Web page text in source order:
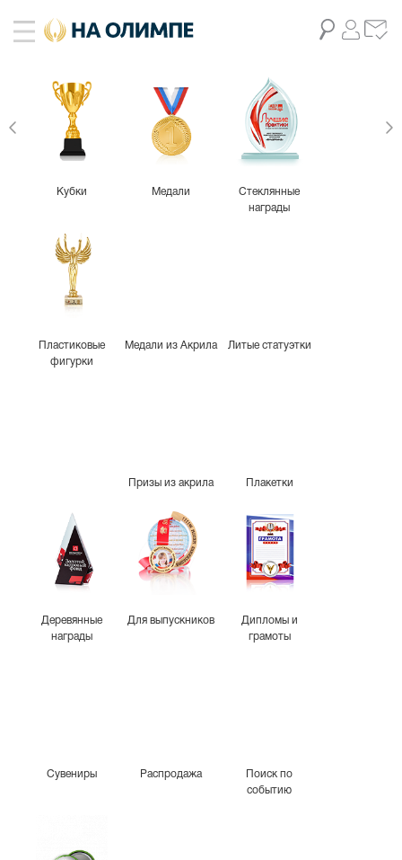
Кубки Медали
Стеклянные
награды
Пластиковые
фигурки
Медали из Акрила Литые статуэтки
Призы из акрила Плакетки
Деревянные
награды
Для выпускников
Дипломы и
грамоты
Сувениры Распродажа
Поиск по
событию